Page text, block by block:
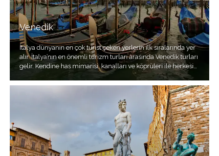
Venedik
İtalya dünyanın en çok turist çeken yerlerin ilk sıralarında yer
alır. İtalya’nın en önemli turizm turları arasında Venedik turları
gelir. Kendine has mimarisi, kanalları ve köprüleri ile herkesin
tatil planlarında yer alan bir şehirdir